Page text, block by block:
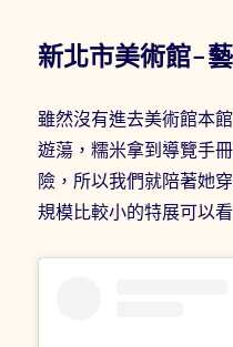
新北市美術館-
雖然沒有進去美術館本
遊蕩，糯米拿到導覽手
險，所以我們就陪著她
規模比較小的特展可以看